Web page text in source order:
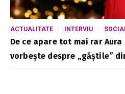
ACTUALITATE INTERVIU
De ce apare tot mai rar
vorbește despre „găștile”